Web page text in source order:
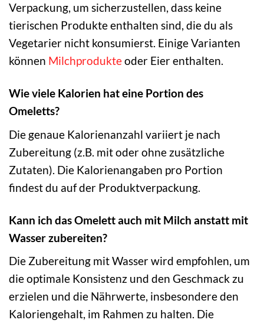
Verpackung, um sicherzustellen, dass keine
tierischen Produkte enthalten sind, die du als
Vegetarier nicht konsumierst. Einige Varianten
können Milchprodukteoder Eier enthalten.
Wie viele Kalorien hat eine Portion des
Omeletts?
Die genaue Kalorienanzahl variiert je nach
Zubereitung (z.B. mit oder ohne zusätzliche
Zutaten). Die Kalorienangaben pro Portion
findest du auf der Produktverpackung.
Kann ich das Omelett auch mit Milch anstatt mit
Wasser zubereiten?
Die Zubereitung mit Wasser wird empfohlen, um
die optimale Konsistenz und den Geschmack zu
erzielen und die Nährwerte, insbesondere den
Kaloriengehalt, im Rahmen zu halten. Die